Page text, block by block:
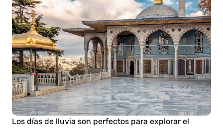
Los días de lluvia son perfectos para explorar el